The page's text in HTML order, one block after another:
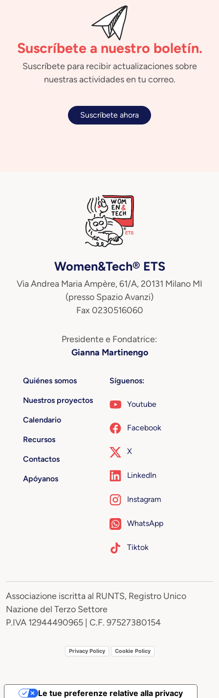
Suscríbete a nuestro boletín.
Suscríbete para recibir actualizaciones sobre
nuestras actividades en tu correo.
Suscríbete ahora
Women&Tech® ETS
Via Andrea Maria Ampère, 61/A, 20131 Milano MI
(presso Spazio Avanzi)
Fax 0230516060
Presidente e Fondatrice:
Gianna Martinengo
Quiénes somos
Nuestros proyectos
Calendario
Recursos
Contactos
Apóyanos
Síguenos:
Youtube
Facebook
X
LinkedIn
Instagram
WhatsApp
Tiktok
Associazione iscritta al RUNTS, Registro Unico
Nazione del Terzo Settore
P.IVA 12944490965 | C.F. 97527380154
Privacy Policy Cookie Policy
Le tue preferenze relative alla privacy